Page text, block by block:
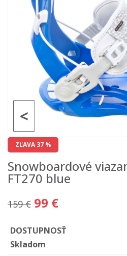
<
ZĽAVA 37 %
Snowboardové
FT270 blue
159 € 99 €
DOSTUPNOSŤ
Skladom